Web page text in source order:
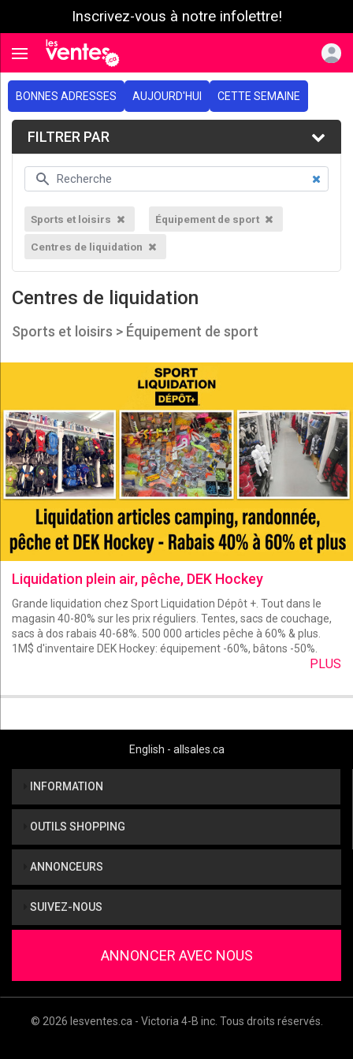
Inscrivez-vous à notre infolettre!
Toggle navigation
BONNES ADRESSES AUJOURD'HUI CETTE SEMAINE
FILTRER PAR
Sports et loisirs Équipement de sport
Centres de liquidation
Centres de liquidation
Sports et loisirs > Équipement de sport
Liquidation plein air, pêche, DEK Hockey
Grande liquidation chez Sport Liquidation Dépôt +. Tout dans le
magasin 40-80% sur les prix réguliers. Tentes, sacs de couchage,
sacs à dos rabais 40-68%. 500 000 articles pêche à 60% & plus.
1M$ d'inventaire DEK Hockey: équipement -60%, bâtons -50%.
PLUS
English - allsales.ca
INFORMATION
OUTILS SHOPPING
ANNONCEURS
SUIVEZ-NOUS
ANNONCER AVEC NOUS
© 2026 lesventes.ca - Victoria 4-B inc. Tous droits réservés.